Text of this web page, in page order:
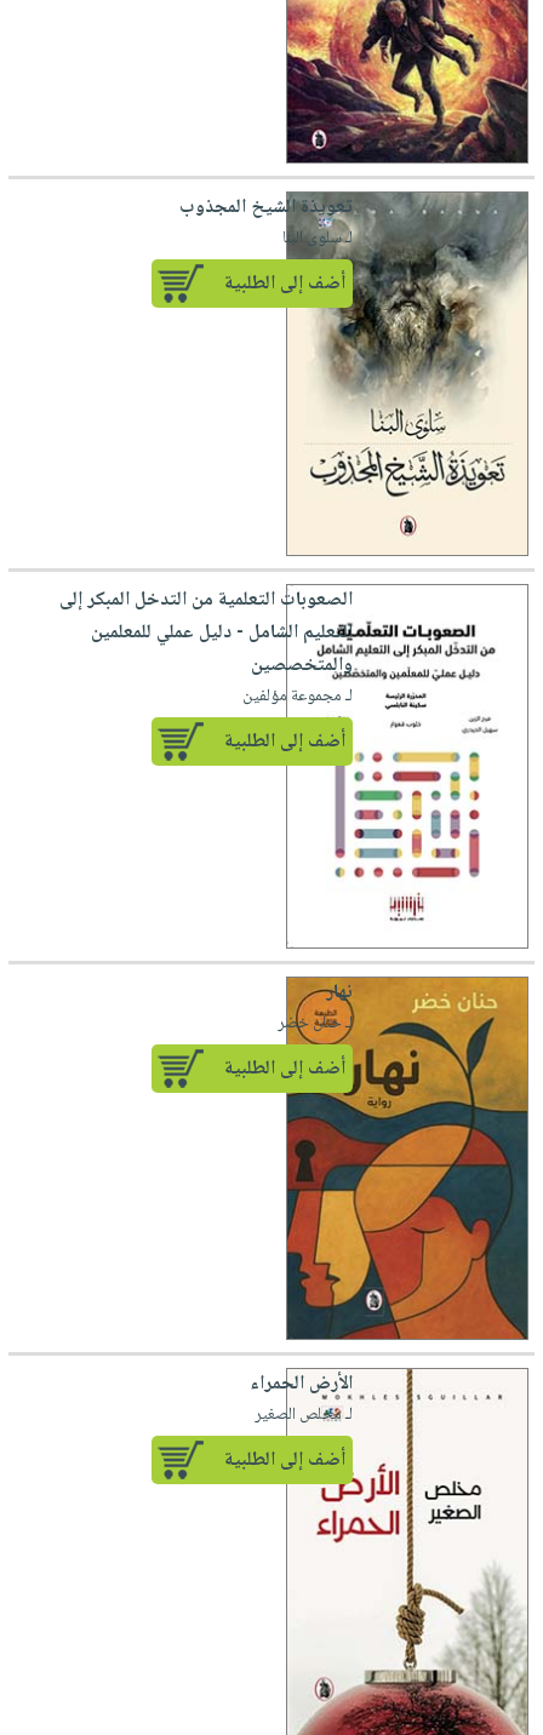
تعويذة الشيخ المجذوب
لـ سلوى البنا
أضف إلى الطلبية
الصعوبات التعلمية من التدخل المبكر إلى
التعليم الشامل - دليل عملي للمعلمين
والمتخصصين
لـ مجموعة مؤلفين
أضف إلى الطلبية
نهار
لـ حنان خضر
أضف إلى الطلبية
الأرض الحمراء
لـ مخلص الصغير
أضف إلى الطلبية